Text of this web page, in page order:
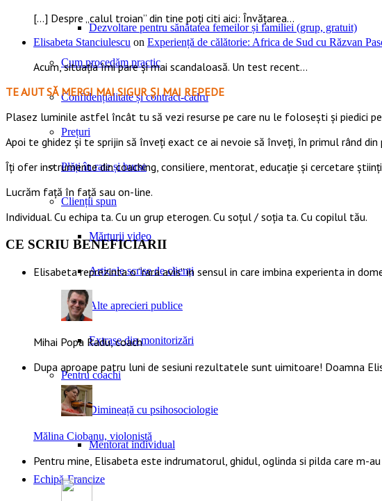
Dezvoltare pentru sănătatea femeilor și familiei (grup, gratuit)
Cum procedăm practic
Confidențialitate și contract-cadru
Prețuri
Plăți în rate și burse
Clienții spun
Mărturii video
Articole scrise de clienți
Alte aprecieri publice
Extrase din monitorizări
Pentru coachi
Dimineață cu psihosociologie
Mentorat individual
Echipă-Francize
[…] Despre „calul troian” din tine poți citi aici: Învățarea...
Elisabeta Stanciulescu on Experiență de călătorie: Africa de Sud cu Răzvan
Acum, situația îmi pare și mai scandaloasă. Un test recent...
TE AJUT SĂ MERGI MAI SIGUR ȘI MAI REPEDE
​​Plasez luminile astfel încât tu să vezi resurse pe care nu le folosești și piedici
Apoi te ghidez și te sprijin să înveți exact ce ai nevoie să înveți, în primul rând
Îți ofer instrumente din coaching, consiliere, mentorat, educație și cercetare
Lucrăm față în față sau on-line.
Individual. Cu echipa ta. Cu un grup eterogen. Cu soțul / soția ta. Cu copilul tău.
CE SCRIU BENEFICIARII
Elisabeta reprezinta o “rara avis” in sensul in care imbina experienta in
Mihai Popa Radu, coach
Dupa aproape patru luni de sesiuni rezultatele sunt uimitoare! Doamna
Mălina Ciobanu, violonistă
Pentru mine, Elisabeta este indrumatorul, ghidul, oglinda si pilda care m-